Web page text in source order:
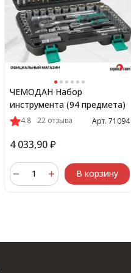
ЧЕМОДАН Набор
инструмента (94 предмета)
4.8 22 отзыва Арт. 71094
4 033,90₽
В корзину